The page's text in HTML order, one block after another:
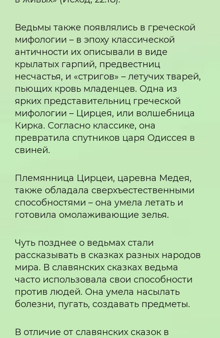
Ведьмы также появлялись в греческой
мифологии – в эпоху классической
античности их описывали в виде
крылатых гарпий, предвестниц
несчастья, и «стригов» – летучих тварей,
пьющих кровь младенцев. Одна из
ярких представительниц греческой
мифологии – Цирцея, или волшебница
Кирка. Согласно классике, она
превратила спутников царя Одиссея в
свиней.
Племянница Цирцеи, царевна Медея,
также обладала сверхъестественными
способностями – она умела летать и
готовила омолаживающие зелья.
Чуть позднее о ведьмах стали
рассказывать в сказках разных народов
мира. В славянских сказках ведьма
часто использовала свои способности
против людей. Она умела насылать
болезни, пугать, создавать предметы.
В отличие от славянских сказок в